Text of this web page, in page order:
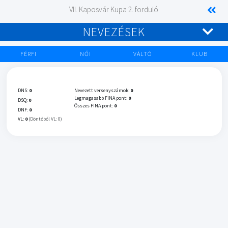
VII. Kaposvár Kupa 2. forduló
NEVEZÉSEK
FÉRFI NŐI VÁLTÓ KLUB
DNS: 0
DSQ: 0
DNF: 0
VL: 0 (Döntőből VL: 0)
Nevezett versenyszámok: 0
Legmagasabb FINA pont: 0
Összes FINA pont: 0